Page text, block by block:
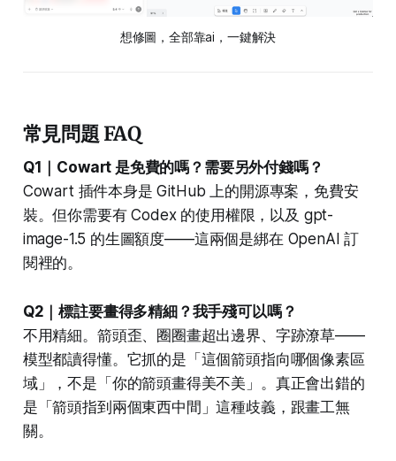
想修圖，全部靠ai，一鍵解決
常見問題 FAQ
Q1｜Cowart 是免費的嗎？需要另外付錢嗎？
Cowart 插件本身是 GitHub 上的開源專案，免費安
裝。但你需要有 Codex 的使用權限，以及 gpt-
image-1.5 的生圖額度——這兩個是綁在 OpenAI 訂
閱裡的。
Q2｜標註要畫得多精細？我手殘可以嗎？
不用精細。箭頭歪、圈圈畫超出邊界、字跡潦草——
模型都讀得懂。它抓的是「這個箭頭指向哪個像素區
域」，不是「你的箭頭畫得美不美」。真正會出錯的
是「箭頭指到兩個東西中間」這種歧義，跟畫工無
關。